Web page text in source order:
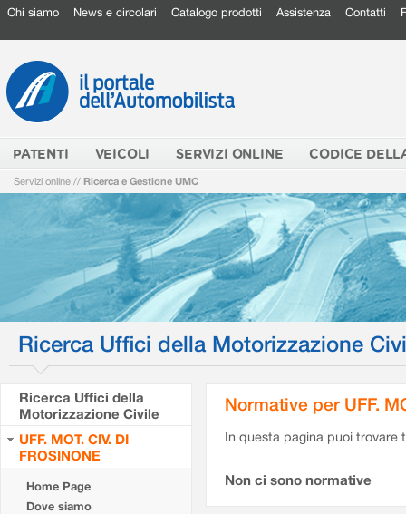
Chi siamo News e circolari Catalogo prodotti Assistenza Contatti
PATENTI VEICOLI SERVIZI ONLINE CODICE
Servizi online // Ricerca e Gestione UMC
Ricerca Uffici della Motorizzazione
Ricerca Uffici della
Motorizzazione Civile
UFF. MOT. CIV. DI
FROSINONE
Home Page
Dove siamo
Normative per UFF.
In questa pagina puoi
Non ci sono normative